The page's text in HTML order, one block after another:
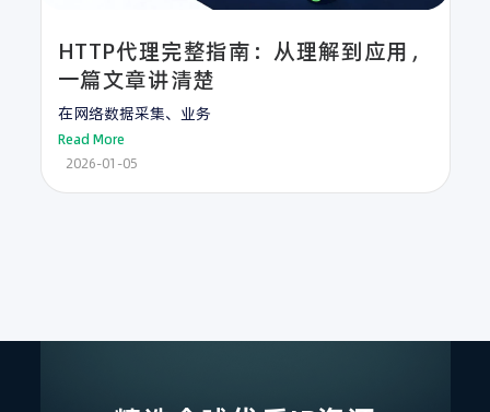
HTTP代理完整指南：从理解到应用，
一篇文章讲清楚
在网络数据采集、业务
Read More
2026-01-05